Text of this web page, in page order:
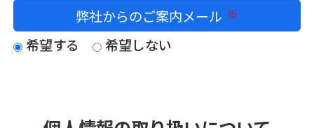
弊社からのご案内メール
希望する 希望しない